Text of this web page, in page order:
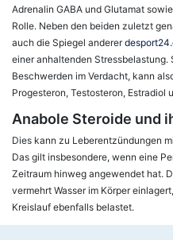
Adrenalin GABA und Glutamat
Rolle. Neben den beiden zuletzt
auch die Spiegel anderer
einer anhaltenden Stressbelastung.
Beschwerden im Verdacht, kann
Progesteron, Testosteron, Estradiol
Anabole Steroide und
Dies kann zu Leberentzündungen
Das gilt insbesondere, wenn eine
Zeitraum hinweg angewendet hat.
vermehrt Wasser im Körper
Kreislauf ebenfalls belastet.